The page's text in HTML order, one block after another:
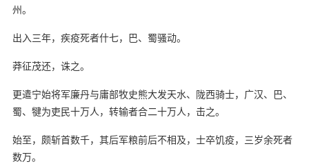
州。
出入三年，疾疫死者什七，巴、蜀骚动。
莽征茂还，诛之。
更遣宁始将军廉丹与庸部牧史熊大发天水、陇西骑士，广汉、巴、
蜀、犍为吏民十万人，转输者合二十万人，击之。
始至，颇斩首数千，其后军粮前后不相及，士卒饥疫，三岁余死者
数万。